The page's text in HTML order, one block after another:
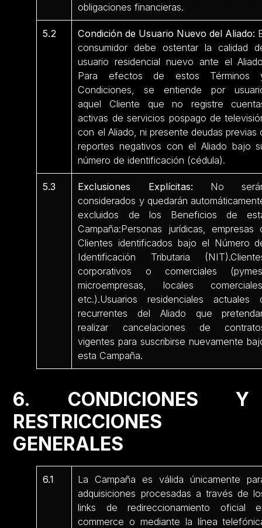
obligaciones financieras.
5.2 Condición de Usuario Nuevo del Aliado:
consumidor debe ostentar la calidad
usuario residencial nuevo ante el
Para efectos de estos Términos
Condiciones, se entiende por
aquel Cliente que no registre
activas de servicios pospago de
con el Aliado, ni presente deudas previas
reportes negativos con el Aliado bajo
número de identificación (cédula).
5.3 Exclusiones Explícitas: No
considerados y quedarán
excluidos de los Beneficios de
Campaña:Personas jurídicas, empresas
Clientes identificados bajo el Número
Identificación Tributaria
corporativos o comerciales
microempresas, locales
etc.).Usuarios residenciales actuales
recurrentes del Aliado que
realizar cancelaciones de
vigentes para suscribirse nuevamente
esta Campaña.
6. CONDICIONES Y
RESTRICCIONES
GENERALES
6.1
La Campaña es válida únicamente
adquisiciones procesadas a través de
links de redireccionamiento oficial
commerce o mediante la línea